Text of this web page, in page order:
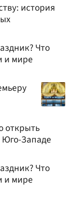
история
Что
и мире
открыть
Юго-Западе
Что
и мире